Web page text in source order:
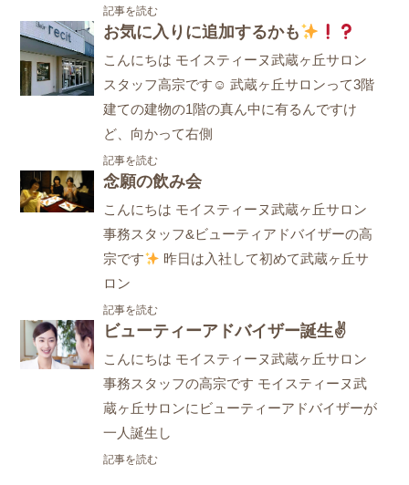
記事を読む
お気に入りに追加するかも
こんにちは モイスティーヌ武蔵ヶ丘サロン
スタッフ高宗です☺ 武蔵ヶ丘サロンって3階
建ての建物の1階の真ん中に有るんですけ
ど、向かって右側
記事を読む
念願の飲み会
こんにちは モイスティーヌ武蔵ヶ丘サロン
事務スタッフ&ビューティアドバイザーの高
宗です
昨日は入社して初めて武蔵ヶ丘サ
ロン
記事を読む
ビューティーアドバイザー誕生✌
こんにちは モイスティーヌ武蔵ヶ丘サロン
事務スタッフの高宗です モイスティーヌ武
蔵ヶ丘サロンにビューティーアドバイザーが
一人誕生し
記事を読む